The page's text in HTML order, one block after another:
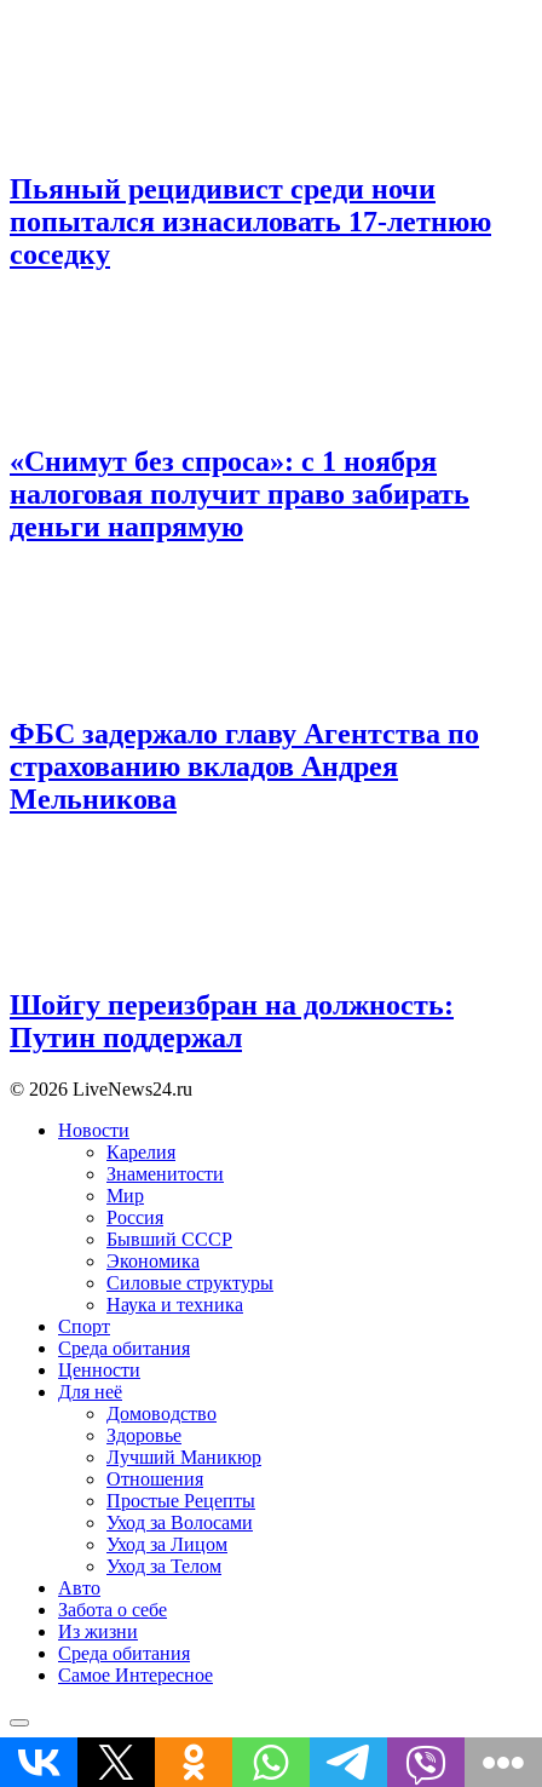
Пьяный рецидивист среди ночи
попытался изнасиловать 17-летнюю
соседку
«Снимут без спроса»: с 1 ноября
налоговая получит право забирать
деньги напрямую
ФБС задержало главу Агентства по
страхованию вкладов Андрея
Мельникова
Шойгу переизбран на должность:
Путин поддержал
© 2026 LiveNews24.ru
Новости
Карелия
Знаменитости
Мир
Россия
Бывший СССР
Экономика
Силовые структуры
Наука и техника
Спорт
Среда обитания
Ценности
Для неё
Домоводство
Здоровье
Лучший Маникюр
Отношения
Простые Рецепты
Уход за Волосами
Уход за Лицом
Уход за Телом
Авто
Забота о себе
Из жизни
Среда обитания
Самое Интересное